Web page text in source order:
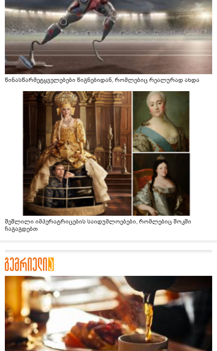
წინასწარმეტყველებები წიგნებიდან, რომლებიც რეალურად ახდა
შეშლილი იმპერატრიცების საიდუმლოებები, რომლებიც შოკში
ჩაგაგდებთ